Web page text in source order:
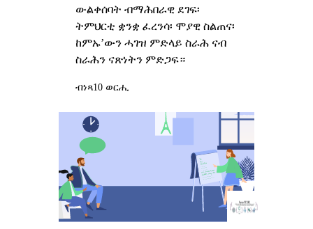
ውልቀሰባት ብማሕበራዊ ደገፍ፡
ትምህርቲ ቋንቋ ፈረንሳ፡ ሞያዊ ስልጠና፡
ከምኡ’ውን ሓገዝ ምድላይ ስራሕ ናብ
ስራሕን ናጽነትን ምድጋፍ።
ብነጻ10 ወርሒ